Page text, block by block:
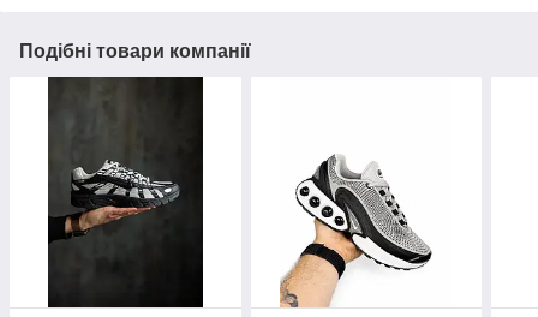
Подібні товари компанії